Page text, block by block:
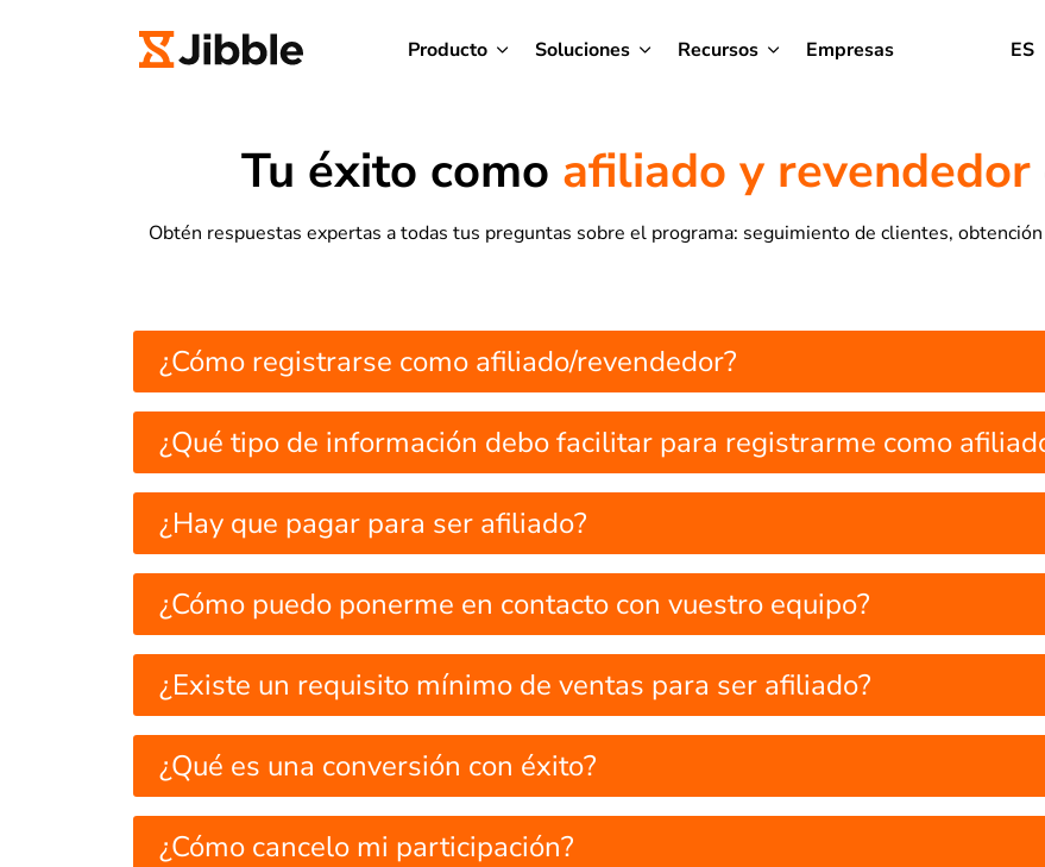
Producto Soluciones Recursos Empresas ES
Tu éxito como afiliado y revendedor
Obtén respuestas expertas a todas tus preguntas sobre el programa: seguimiento de clientes,
¿Cómo registrarse como afiliado/revendedor?
¿Qué tipo de información debo facilitar para registrarme como
¿Hay que pagar para ser afiliado?
¿Cómo puedo ponerme en contacto con vuestro equipo?
¿Existe un requisito mínimo de ventas para ser afiliado?
¿Qué es una conversión con éxito?
¿Cómo cancelo mi participación?